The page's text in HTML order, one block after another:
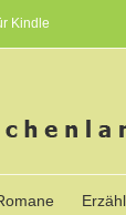
Kindle